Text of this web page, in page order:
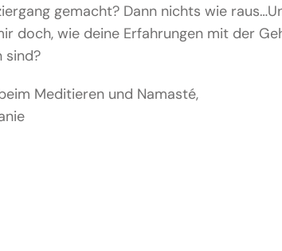
gemacht? Dann nichts wie
doch, wie deine Erfahrungen mit der
sind?
Meditieren und Namasté,